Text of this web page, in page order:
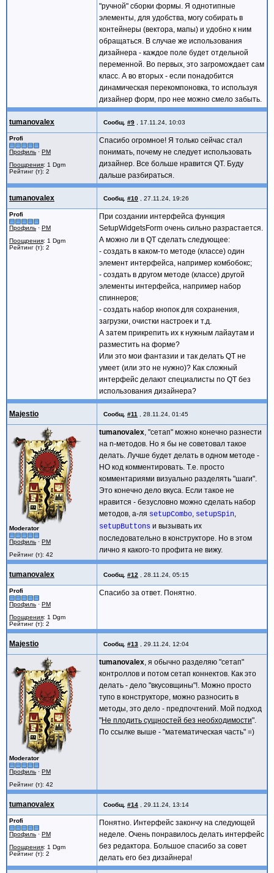
QPushButton *filler1 = new
QPushButton *filler2 = new
filler1-
filler2-
upperLayout->addWidget(filler1);
upperLayout->addWidget(filler2);
QPushButton *filler3 = new
filler3-
outerLayout->addWidget(filler3);
}
"ручной" сборки формы. Я однотипные
элементы, для удобства, могу собирать в
контейнеры (вектора, мапы) и удобно к ним
обращаться. В случае же использования
дизайнера - каждое поле будет отдельной
переменной. Во первых, это загромождает сам
класс. А во вторых - если понадобится
динамическая перекомпоновка, то используя
дизайнер форм, про нее можно смело забыть.
tumanovalex Сообщ. #9 17.11.24, 10:03
Profi
Профиль · PM
Поощрения: 1 Dgm
Рейтинг (т): 2
Спасибо огромное! Я только сейчас стал
понимать, почему не следует использовать
дизайнер. Все больше нравится QT. Буду
дальше разбираться.
tumanovalex Сообщ. #10 27.11.24, 19:26
Profi
Профиль · PM
Поощрения: 1 Dgm
Рейтинг (т): 2
При создании интерфейса функция
SetupWidgetsForm очень сильно разрастается.
А можно ли в QT сделать следующее:
- создать в каком-то методе (классе) один
элемент интерфейса, например комбобокс;
- создать в другом методе (классе) другой
элементы интерфейса, например набор
спиннеров;
- создать набор кнопок для сохранения,
загрузки, очистки настроек и т.д.
А затем прикрепить их к нужным лайаутам и
разместить на форме?
Или это мои фантазии и так делать QT не
умеет (или это не нужно)? Как сложный
интерфейс делают специалисты по QT без
использования дизайнера?
Majestio Сообщ. #11 28.11.24, 01:45
Moderator
Профиль · PM
Рейтинг (т): 42
tumanovalex , "сетап" можно конечно разнести
на n-методов. Но я бы не советовал такое
делать. Лучше будет делать в одном методе -
НО код комментировать. Т.е. просто
комментариями визуально разделять "шаги".
Это конечно дело вкуса. Если такое не
нравится - безусловно можно сделать набор
методов, а-ля setupCombo setupSpin
setupButtons и вызывать их
последовательно в конструкторе. Но в этом
лично я какого-то профита не вижу.
tumanovalex Сообщ. #12 28.11.24, 05:15
Profi
Профиль · PM
Поощрения: 1 Dgm
Рейтинг (т): 2
Спасибо за ответ. Понятно.
Majestio Сообщ. #13 29.11.24, 12:04
Moderator
Профиль · PM
Рейтинг (т): 42
tumanovalex , я обычно разделяю "сетап"
контроллов и потом сетап коннектов. Как это
делать - дело "вкусовщины"!. Можно просто
тупо в конструкторе, можно разносить в
методы, это дело - предпочтений. Мой подход
"Не плодить сущностей без необходимости".
По ссылке выше - "математическая часть" =)
tumanovalex Сообщ. #14 29.11.24, 13:14
Profi
Профиль · PM
Поощрения: 1 Dgm
Рейтинг (т): 2
Понятно. Интерфейс закончу на следующей
неделе. Очень понравилось делать интерфейс
без редактора. Большое спасибо за совет
делать его без дизайнера!